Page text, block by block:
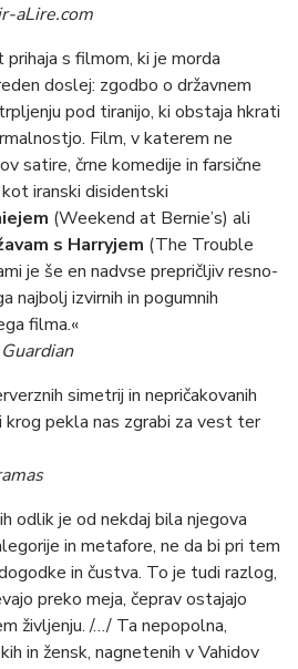
aLire.com
s filmom, ki je morda
doslej: zgodbo o državnem
pod tiranijo, ki obstaja hkrati
Film, v katerem ne
satire, črne komedije in farsične
iranski disidentski
(Weekend at Bernie’s) ali
s Harryjem (The Trouble
je še en nadvse prepričljiv resno-
najbolj izvirnih in pogumnih
filma.«
simetrij in nepričakovanih
pekla nas zgrabi za vest ter
odlik je od nekdaj bila njegova
in metafore, ne da bi pri tem
in čustva. To je tudi razlog,
preko meja, čeprav ostajajo
življenju. /…/ Ta nepopolna,
in žensk, nagnetenih v Vahidov